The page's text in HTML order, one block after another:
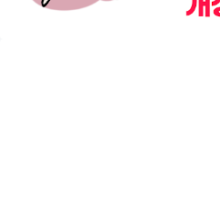
🎴 국민 맞고 게임은 다릅니다